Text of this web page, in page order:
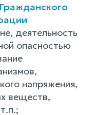
деятельность
опасностью
напряжения,
веществ,